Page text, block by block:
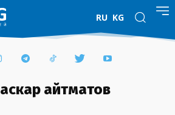
RU KG
аскар айтматов